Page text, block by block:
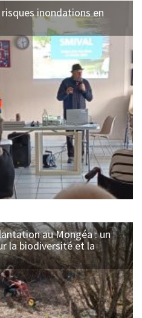
inondations en
au Mongéa : un
la biodiversité et la